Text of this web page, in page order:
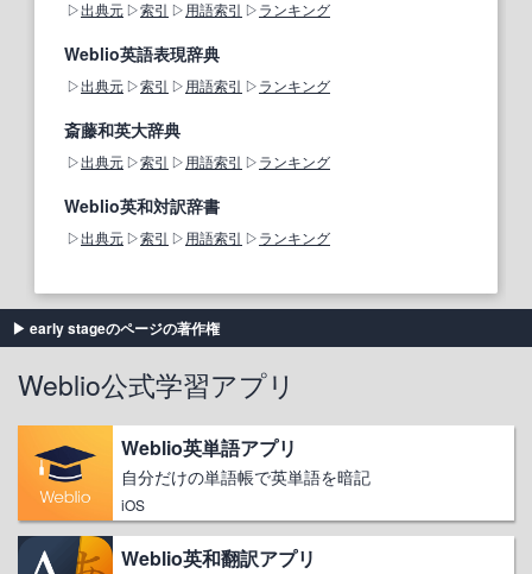
出典元 索引 用語索引 ランキング
Weblio英語表現辞典
出典元 索引 用語索引 ランキング
斎藤和英大辞典
出典元 索引 用語索引 ランキング
Weblio英和対訳辞書
出典元 索引 用語索引 ランキング
early stageのページの著作権
Weblio公式学習アプリ
Weblio英単語アプリ
自分だけの単語帳で英単語を暗記
iOS
Weblio英和翻訳アプリ